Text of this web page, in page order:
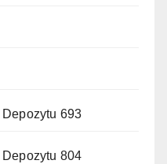
693
804